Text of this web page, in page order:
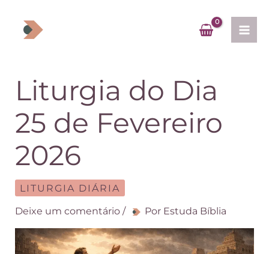
Liturgia do Dia
25 de Fevereiro
2026
LITURGIA DIÁRIA
Deixe um comentário / Por Estuda Bíblia